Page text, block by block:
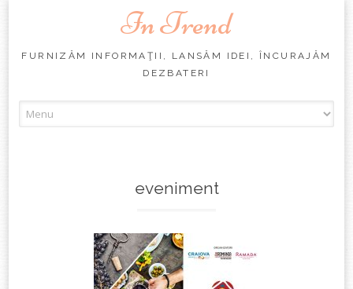
In Trend
FURNIZĂM INFORMAŢII, LANSĂM IDEI, ÎNCURAJĂM
DEZBATERI
to
eveniment